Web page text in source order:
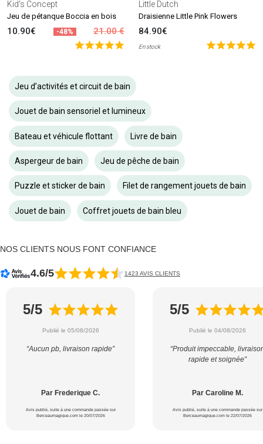
Kid's Concept
Jeu de pétanque Boccia en bois
10.90€ -48% 21.00 €
Little Dutch
Draisienne Little Pink Flowers
84.90€
En stock
Jeu d’activités et circuit de bain
Jouet de bain sensoriel et lumineux
Bateau et véhicule flottant Livre de bain
Aspergeur de bain Jeu de pêche de bain
Puzzle et sticker de bain Filet de rangement jouets de bain
Jouet de bain Coffret jouets de bain bleu
NOS CLIENTS NOUS FONT CONFIANCE
4.6/5 1423 AVIS CLIENTS
5/5
Publié le 05/08/2026
“Aucun pb, livraison rapide”
Par Frederique C.
Avis publié, suite à une commande passée sur
Berceaumagique.com le 20/07/2026
5/5
Publié le 04/08/2026
“Produit impeccable,
rapide et soignée”
Par Caroline M.
Avis publié, suite à une commande passée sur
Berceaumagique.com le 22/07/2026